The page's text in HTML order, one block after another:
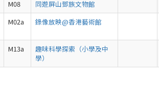
M08
同遊屏山鄧族文物館
M02a 錄像放映@香港藝術館
M13a
趣味科學探索（小學及中
學）